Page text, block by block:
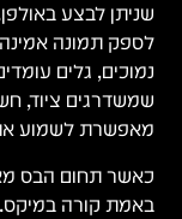
שניתן לבצע
לספק תמונה
נמוכים, גלים
שמשדרגים ציוד,
מאפשרת לשמוע
כאשר תחום הבס
באמת קורה במיקס.